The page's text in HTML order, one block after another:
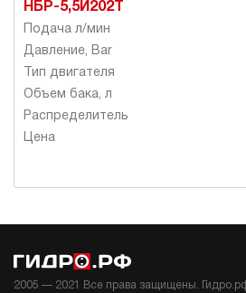
НБР-5,5И202Т
2005 — 2021 Все права защищены.